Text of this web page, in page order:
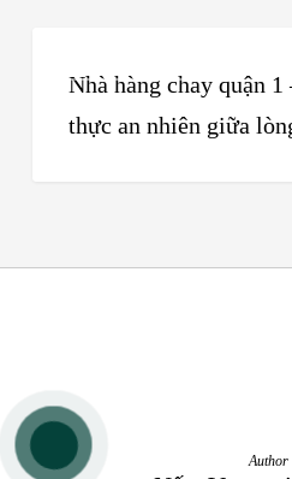
Quan
An,
an
nhiên
Nhà hàng chay quận
thực an nhiên giữa
Author